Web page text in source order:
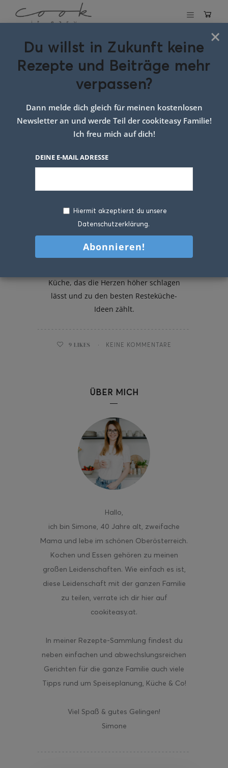
Schlagwort:süßes
Rezept mit Zimt
Scheiterhaufen mit Zimtbrösel
Küche, das die Herzen höher schlagen
lässt und zu den besten Resteküche-
Ideen zählt.
9 LIKES KEINE KOMMENTARE
ÜBER MICH
Hallo,
ich bin Simone, 40 Jahre alt, zweifache
Mama und lebe im schönen Oberösterreich.
Kochen und Essen gehören zu meinen
großen Leidenschaften. Wie einfach es ist,
diese Leidenschaft mit der ganzen Familie
zu teilen, verrate ich dir hier auf
cookiteasy.at.
In meiner Rezepte-Sammlung findest du
neben einfachen und abwechslungsreichen
Gerichten für die ganze Familie auch viele
Tipps rund um Speiseplanung, Küche & Co!
Viel Spaß & gutes Gelingen!
Simone
×
Du willst in Zukunft keine
Rezepte und Beiträge mehr
verpassen?
Dann melde dich gleich für meinen kostenlosen
Newsletter an und werde Teil der cookiteasy Familie!
Ich freu mich auf dich!
DEINE E-MAIL ADRESSE
Hiermit akzeptierst du unsere
Datenschutzerklärung.